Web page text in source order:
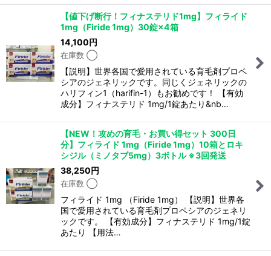
【値下げ断行！フィナステリド1mg】フィライド
1mg（Firide 1mg）30錠×4箱
14,100円
在庫数 ◯
【説明】世界各国で愛用されている育毛剤プロペ
シアのジェネリックです。同じくジェネリックの
ハリフィン1（harifin-1）もお勧めです！ 【有効
成分】フィナステリド 1mg/1錠あたり&nb…
【NEW！攻めの育毛・お買い得セット 300日
分】フィライド 1mg（Firide 1mg）10箱とロキ
シジル（ミノタブ5mg）3ボトル ※3回発送
38,250円
在庫数 ◯
フィライド 1mg （Firide 1mg） 【説明】世界各
国で愛用されている育毛剤プロペシアのジェネリ
ックです。 【有効成分】フィナステリド 1mg/1錠
あたり 【用法…